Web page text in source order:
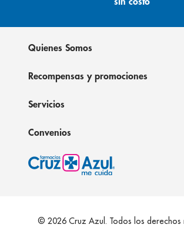
Quienes Somos
Recompensas y promociones
Servicios
Convenios
© 2026 Cruz Azul. Todos los derechos